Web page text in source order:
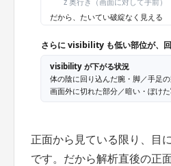
正面から見ている限り、目
です。だから解析直後の正